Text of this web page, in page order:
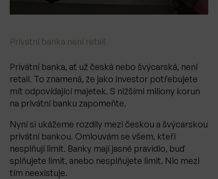
Privátní banka není retail
Privátní banka, ať už česká nebo švýcarská, není
retail. To znamená, že jako investor potřebujete
mít odpovídající majetek. S nižšími miliony korun
na privátní banku zapomeňte.
Nyní si ukážeme rozdíly mezi českou a švýcarskou
privátní bankou. Omlouvám se všem, kteří
nesplňují limit. Banky mají jasné pravidlo, buď
splňujete limit, anebo nesplňujete limit. Nic mezi
tím neexistuje.